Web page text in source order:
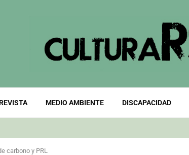
MEDIO AMBIENTE DISCAPACIDAD
carbono y PRL